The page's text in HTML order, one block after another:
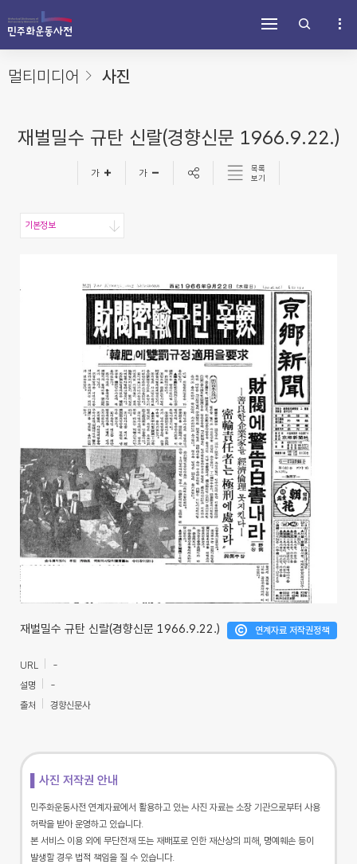
메
뉴
바
로
용
바
로
가
단
바
로
가멀티미디어 사진
재벌밀수 규탄 신랄(경향신문 1966.9.22.)
목록
보기
기본정보
재벌밀수 규탄 신랄(경향신문 1966.9.22.) 연계자료 저작권정책
URL
-
설명
-
출처
경향신문사
▌사진 저작권 안내
민주화운동사전 연계자료에서 활용하고 있는 사진 자료는 소장 기관으로부터 사용
허락을 받아 운영하고 있습니다.
본 서비스 이용 외에 무단전재 또는 재배포로 인한 재산상의 피해, 명예훼손 등이
발생할 경우 법적 책임을 질 수 있습니다.